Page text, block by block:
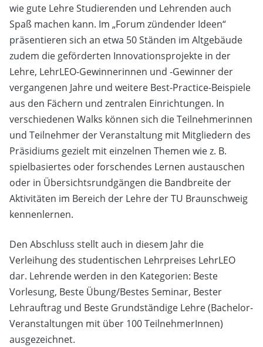
wie gute Lehre Studierenden und Lehrenden auch
Spaß machen kann. Im „Forum zündender Ideen“
präsentieren sich an etwa 50 Ständen im Altgebäude
zudem die geförderten Innovationsprojekte in der
Lehre, LehrLEO-Gewinnerinnen und -Gewinner der
vergangenen Jahre und weitere Best-Practice-Beispiele
aus den Fächern und zentralen Einrichtungen. In
verschiedenen Walks können sich die Teilnehmerinnen
und Teilnehmer der Veranstaltung mit Mitgliedern des
Präsidiums gezielt mit einzelnen Themen wie z. B.
spielbasiertes oder forschendes Lernen austauschen
oder in Übersichtsrundgängen die Bandbreite der
Aktivitäten im Bereich der Lehre der TU Braunschweig
kennenlernen.
Den Abschluss stellt auch in diesem Jahr die
Verleihung des studentischen Lehrpreises LehrLEO
dar. Lehrende werden in den Kategorien: Beste
Vorlesung, Beste Übung/Bestes Seminar, Bester
Lehrauftrag und Beste Grundständige Lehre (Bachelor-
Veranstaltungen mit über 100 TeilnehmerInnen)
ausgezeichnet.